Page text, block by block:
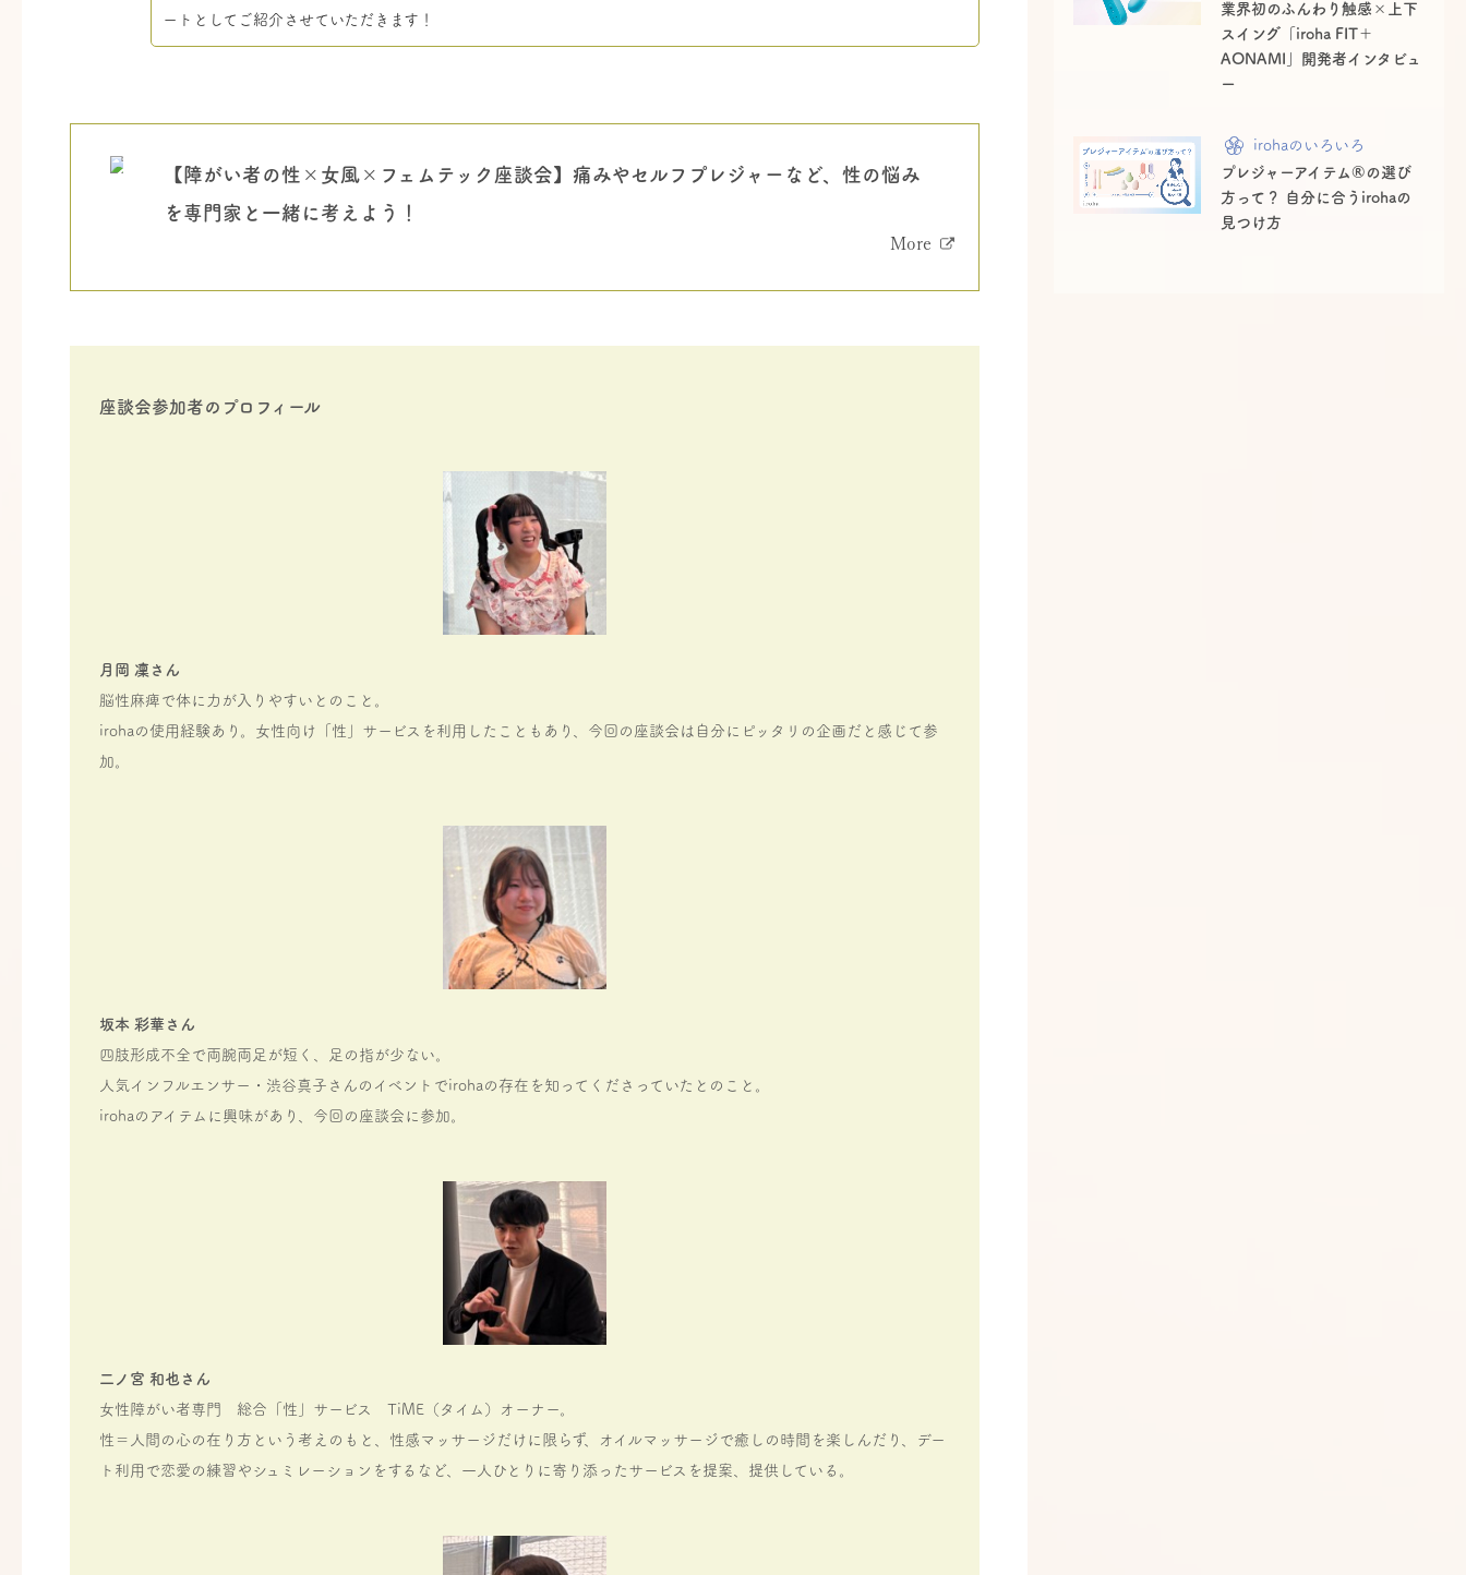
ートとしてご紹介させていただきます！
【障がい者の性×女風×フェムテック座談会】痛みやセルフプレジャーなど、性の悩み
を専門家と一緒に考えよう！
More
座談会参加者のプロフィール
月岡 凜さん
脳性麻痺で体に力が入りやすいとのこと。
irohaの使用経験あり。女性向け「性」サービスを利用したこともあり、今回の座談会は自分にピッタリの企画だと感じて参
加。
坂本 彩華さん
四肢形成不全で両腕両足が短く、足の指が少ない。
人気インフルエンサー・渋谷真子さんのイベントでirohaの存在を知ってくださっていたとのこと。
irohaのアイテムに興味があり、今回の座談会に参加。
二ノ宮 和也さん
女性障がい者専門 総合「性」サービス TiME（タイム）オーナー。
性＝人間の心の在り方という考えのもと、性感マッサージだけに限らず、オイルマッサージで癒しの時間を楽しんだり、デー
ト利用で恋愛の練習やシュミレーションをするなど、一人ひとりに寄り添ったサービスを提案、提供している。
業界初のふんわり触感×上下
スイング「iroha FIT＋
AONAMI」開発者インタビュ
ー
irohaのいろいろ
プレジャーアイテム®の選び
方って？ 自分に合うirohaの
見つけ方